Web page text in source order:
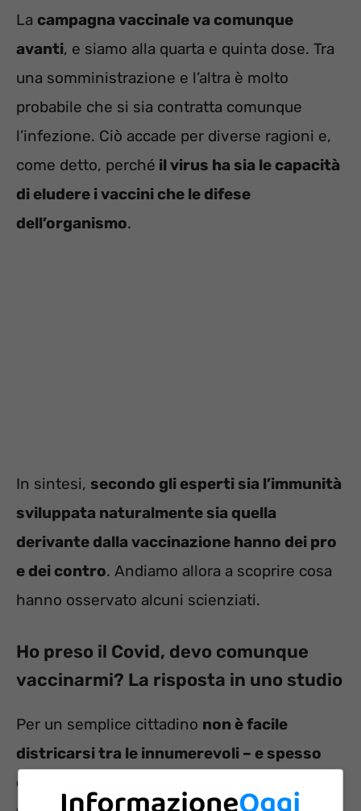
La campagna vaccinale va comunque
avanti, e siamo alla quarta e quinta dose. Tra
una somministrazione e l’altra è molto
probabile che si sia contratta comunque
l’infezione. Ciò accade per diverse ragioni e,
come detto, perché il virus ha sia le capacità
di eludere i vaccini che le difese
dell’organismo.
In sintesi, secondo gli esperti sia l’immunità
sviluppata naturalmente sia quella
derivante dalla vaccinazione hanno dei pro
e dei contro. Andiamo allora a scoprire cosa
hanno osservato alcuni scienziati.
Ho preso il Covid, devo comunque
vaccinarmi? La risposta in uno studio
Per un semplice cittadino non è facile
districarsi tra le innumerevoli – e spesso
contrastanti – indicazioni riguardo ai